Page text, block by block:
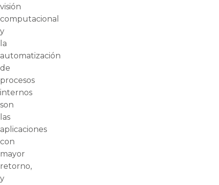
visión
computacional
y
la
automatización
de
procesos
internos
son
las
aplicaciones
con
mayor
retorno,
y